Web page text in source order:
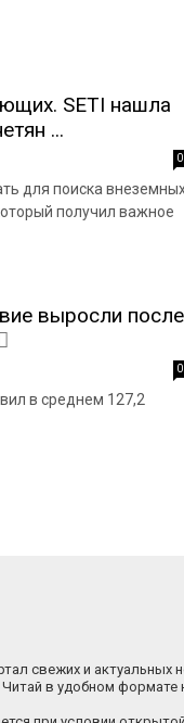
SETI нашла
...
0
для поиска
получил важное
выросли после
0
в среднем 127,2
свежих и актуальных
в удобном формате